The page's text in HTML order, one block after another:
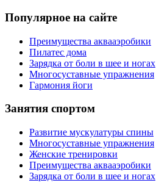
Популярное на сайте
Преимущества аквааэробики
Пилатес дома
Зарядка от боли в шее и ногах
Многосуставные упражнения
Гармония йоги
Занятия спортом
Развитие мускулатуры спины
Многосуставные упражнения
Женские тренировки
Преимущества аквааэробики
Зарядка от боли в шее и ногах